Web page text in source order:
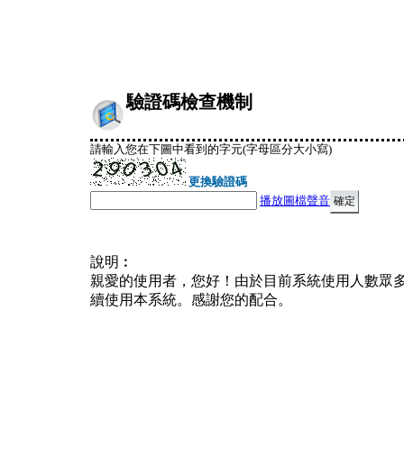
驗證碼檢查機制
請輸入您在下圖中看到的字元(字母區分大小寫)
更換驗證碼
播放圖檔聲音
說明︰
親愛的使用者，您好！由於目前系統使用人數眾
續使用本系統。感謝您的配合。